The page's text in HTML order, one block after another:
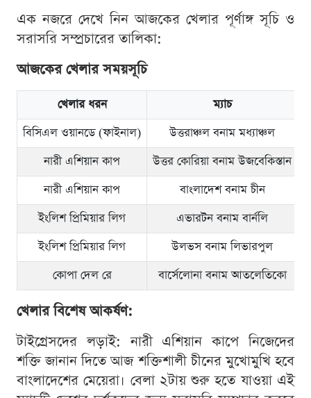
এক নজরে দেখে নিন আজকের খেলার পূর্ণাঙ্গ সূচি ও
সরাসরি সম্প্রচারের তালিকা:
আজকের খেলার সময়সূচি
খেলার ধরন
ম্যাচ
বিসিএল ওয়ানডে (ফাইনাল)
উত্তরাঞ্চল বনাম মধ্যাঞ্চল
নারী এশিয়ান কাপ
উত্তর কোরিয়া বনাম উজবেকিস্তান
নারী এশিয়ান কাপ
বাংলাদেশ বনাম চীন
ইংলিশ প্রিমিয়ার লিগ
এভারটন বনাম বার্নলি
ইংলিশ প্রিমিয়ার লিগ
উলভস বনাম লিভারপুল
কোপা দেল রে
বার্সেলোনা বনাম আতলেতিকো
খেলার বিশেষ আকর্ষণ:
টাইগ্রেসদের লড়াই: নারী এশিয়ান কাপে নিজেদের
শক্তি জানান দিতে আজ শক্তিশালী চীনের মুখোমুখি হবে
বাংলাদেশের মেয়েরা। বেলা ২টায় শুরু হতে যাওয়া এই